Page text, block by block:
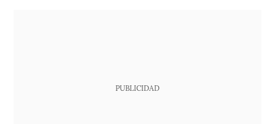
PUBLICIDAD